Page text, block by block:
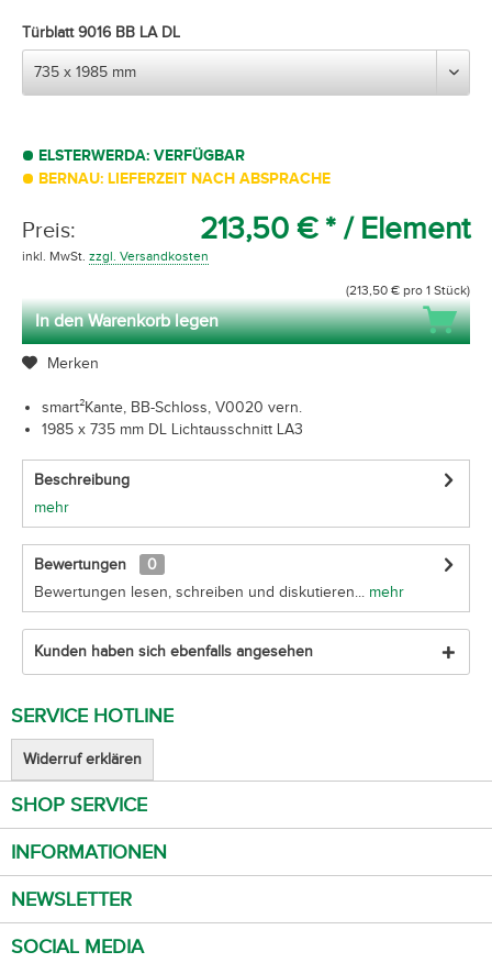
Türblatt 9016 BB LA DL
ELSTERWERDA: VERFÜGBAR
BERNAU: LIEFERZEIT NACH ABSPRACHE
Preis: 213,50 € * / Element
inkl. MwSt. zzgl. Versandkosten
(213,50 € pro 1 Stück)
In den Warenkorb legen
Merken
smart²Kante, BB-Schloss, V0020 vern.
1985 x 735 mm DL Lichtausschnitt LA3
Beschreibung
mehr
Bewertungen
0
Bewertungen lesen, schreiben und diskutieren... mehr
Kunden haben sich ebenfalls angesehen
SERVICE HOTLINE
Widerruf erklären
SHOP SERVICE
INFORMATIONEN
NEWSLETTER
SOCIAL MEDIA